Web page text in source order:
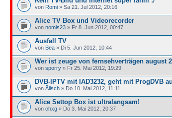
von Romi » Sa 21. Jul 2012, 20:16
Alice TV Box und Videorecorder
von nomis23 » Fr 8. Jun 2012, 00:47
Ausfall TV
von Bea » Di 5. Jun 2012, 10:44
Wer ist zeuge von fernsehverträgen august
von sporry » Fr 25. Mai 2012, 19:29
DVB-IPTV mit IAD3232, geht mit ProgDVB
von Älisch » Do 10. Mai 2012, 11:11
Alice Settop Box ist ultralangsam!
von chxg » Do 3. Mai 2012, 20:37